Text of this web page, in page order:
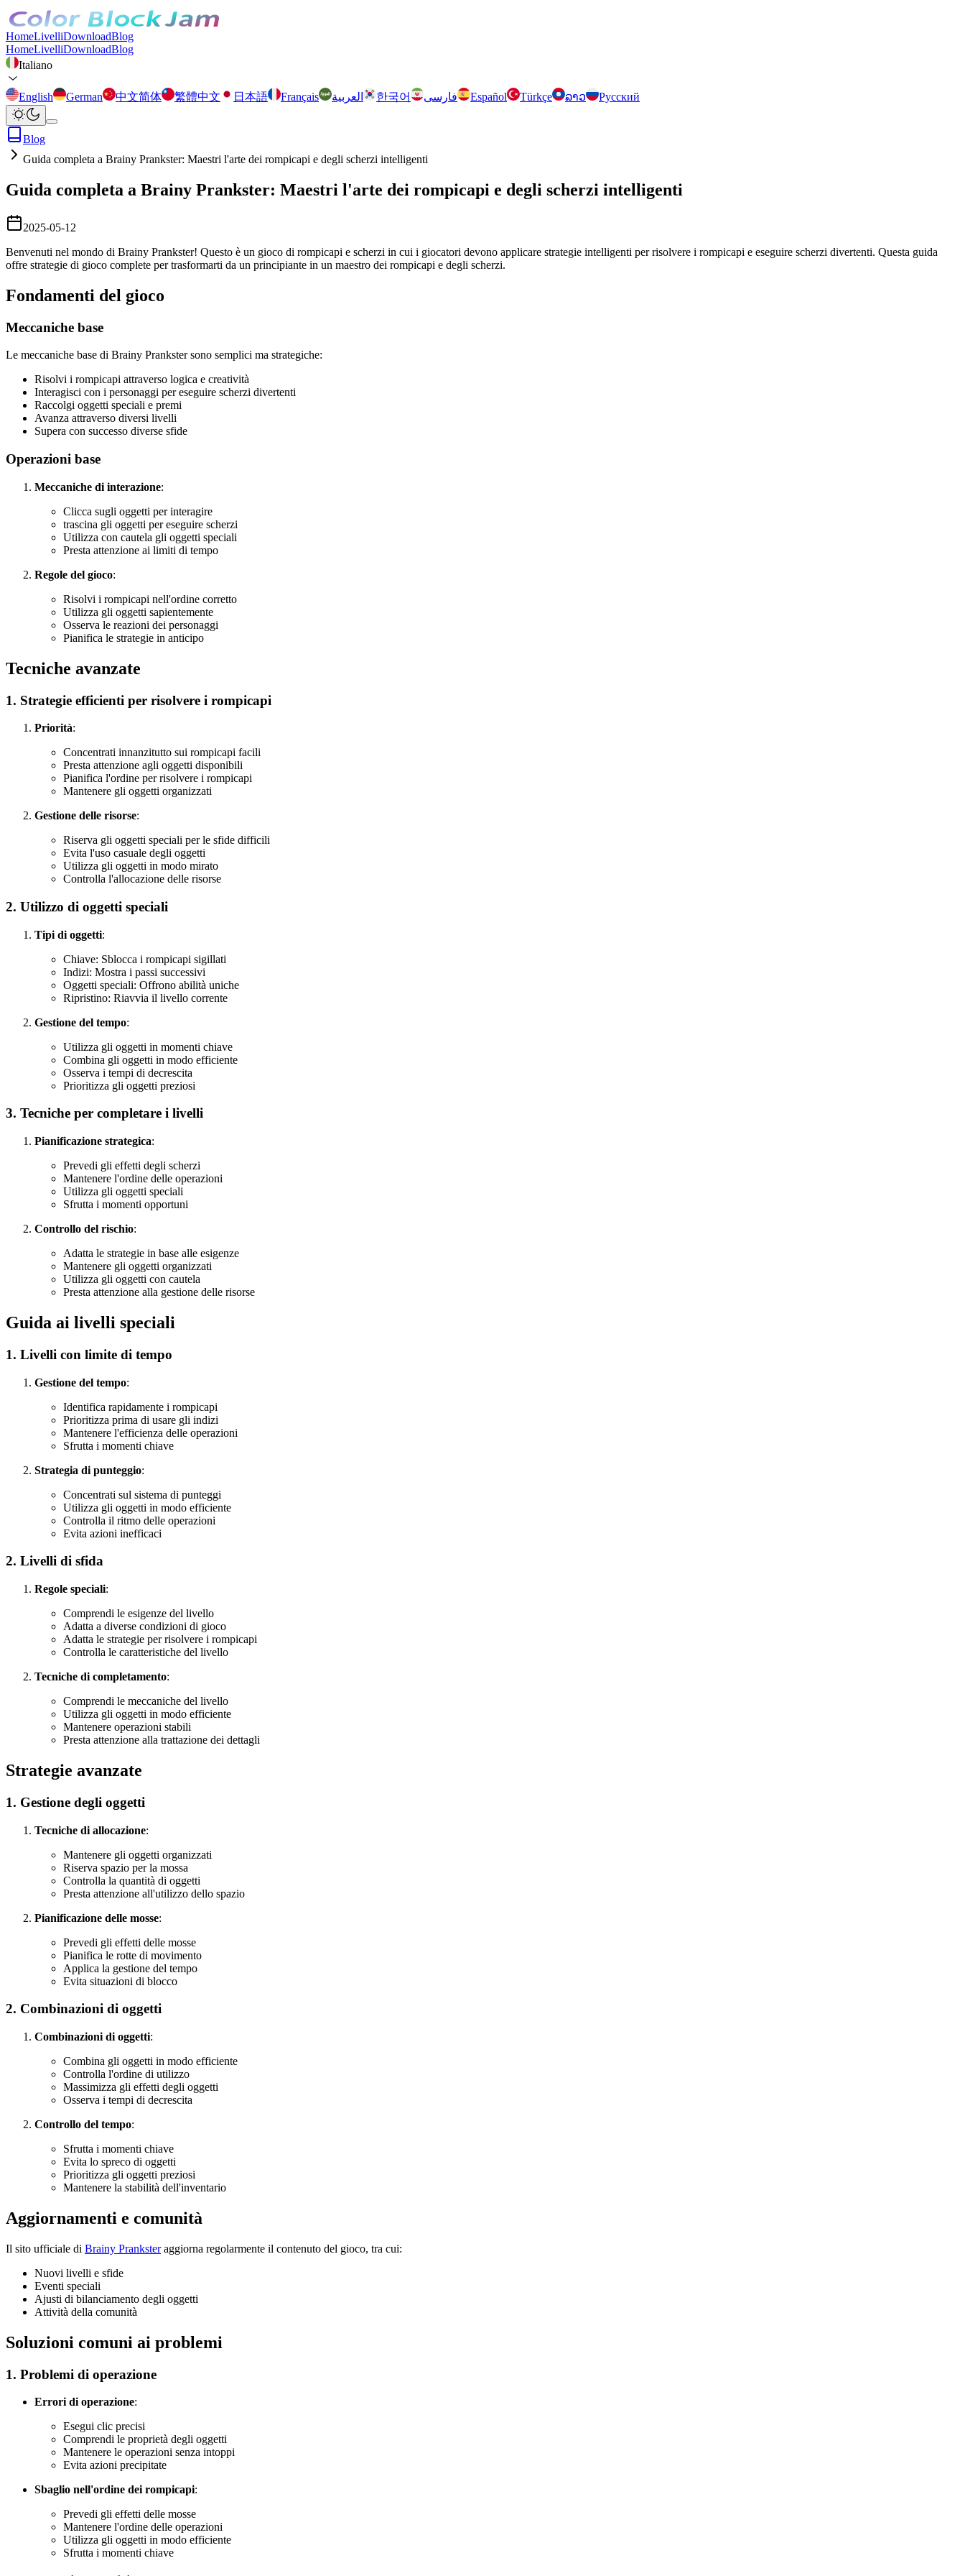
HomeLivelliDownloadBlog
HomeLivelliDownloadBlog
Italiano
English German 中文简体 繁體中文 日本語 Français العربية 한국어 فارسی Español Türkçe ລາວ Русский
Blog
Guida completa a Brainy Prankster: Maestri l'arte dei rompicapi e degli scherzi intelligenti
Guida completa a Brainy Prankster: Maestri l'arte dei rompicapi e degli scherzi intelligenti
2025-05-12
Benvenuti nel mondo di Brainy Prankster! Questo è un gioco di rompicapi e scherzi in cui i giocatori devono applicare strategie intelligenti per risolvere i rompicapi e eseguire scherzi divertenti. Questa guida
offre strategie di gioco complete per trasformarti da un principiante in un maestro dei rompicapi e degli scherzi.
Fondamenti del gioco
Meccaniche base
Le meccaniche base di Brainy Prankster sono semplici ma strategiche:
Risolvi i rompicapi attraverso logica e creatività
Interagisci con i personaggi per eseguire scherzi divertenti
Raccolgi oggetti speciali e premi
Avanza attraverso diversi livelli
Supera con successo diverse sfide
Operazioni base
Meccaniche di interazione:
Clicca sugli oggetti per interagire
trascina gli oggetti per eseguire scherzi
Utilizza con cautela gli oggetti speciali
Presta attenzione ai limiti di tempo
Regole del gioco:
Risolvi i rompicapi nell'ordine corretto
Utilizza gli oggetti sapientemente
Osserva le reazioni dei personaggi
Pianifica le strategie in anticipo
Tecniche avanzate
1. Strategie efficienti per risolvere i rompicapi
Priorità:
Concentrati innanzitutto sui rompicapi facili
Presta attenzione agli oggetti disponibili
Pianifica l'ordine per risolvere i rompicapi
Mantenere gli oggetti organizzati
Gestione delle risorse:
Riserva gli oggetti speciali per le sfide difficili
Evita l'uso casuale degli oggetti
Utilizza gli oggetti in modo mirato
Controlla l'allocazione delle risorse
2. Utilizzo di oggetti speciali
Tipi di oggetti:
Chiave: Sblocca i rompicapi sigillati
Indizi: Mostra i passi successivi
Oggetti speciali: Offrono abilità uniche
Ripristino: Riavvia il livello corrente
Gestione del tempo:
Utilizza gli oggetti in momenti chiave
Combina gli oggetti in modo efficiente
Osserva i tempi di decrescita
Prioritizza gli oggetti preziosi
3. Tecniche per completare i livelli
Pianificazione strategica:
Prevedi gli effetti degli scherzi
Mantenere l'ordine delle operazioni
Utilizza gli oggetti speciali
Sfrutta i momenti opportuni
Controllo del rischio:
Adatta le strategie in base alle esigenze
Mantenere gli oggetti organizzati
Utilizza gli oggetti con cautela
Presta attenzione alla gestione delle risorse
Guida ai livelli speciali
1. Livelli con limite di tempo
Gestione del tempo:
Identifica rapidamente i rompicapi
Prioritizza prima di usare gli indizi
Mantenere l'efficienza delle operazioni
Sfrutta i momenti chiave
Strategia di punteggio:
Concentrati sul sistema di punteggi
Utilizza gli oggetti in modo efficiente
Controlla il ritmo delle operazioni
Evita azioni inefficaci
2. Livelli di sfida
Regole speciali:
Comprendi le esigenze del livello
Adatta a diverse condizioni di gioco
Adatta le strategie per risolvere i rompicapi
Controlla le caratteristiche del livello
Tecniche di completamento:
Comprendi le meccaniche del livello
Utilizza gli oggetti in modo efficiente
Mantenere operazioni stabili
Presta attenzione alla trattazione dei dettagli
Strategie avanzate
1. Gestione degli oggetti
Tecniche di allocazione:
Mantenere gli oggetti organizzati
Riserva spazio per la mossa
Controlla la quantità di oggetti
Presta attenzione all'utilizzo dello spazio
Pianificazione delle mosse:
Prevedi gli effetti delle mosse
Pianifica le rotte di movimento
Applica la gestione del tempo
Evita situazioni di blocco
2. Combinazioni di oggetti
Combinazioni di oggetti:
Combina gli oggetti in modo efficiente
Controlla l'ordine di utilizzo
Massimizza gli effetti degli oggetti
Osserva i tempi di decrescita
Controllo del tempo:
Sfrutta i momenti chiave
Evita lo spreco di oggetti
Prioritizza gli oggetti preziosi
Mantenere la stabilità dell'inventario
Aggiornamenti e comunità
Il sito ufficiale di Brainy Pranksteraggiorna regolarmente il contenuto del gioco, tra cui:
Nuovi livelli e sfide
Eventi speciali
Ajusti di bilanciamento degli oggetti
Attività della comunità
Soluzioni comuni ai problemi
1. Problemi di operazione
Errori di operazione:
Esegui clic precisi
Comprendi le proprietà degli oggetti
Mantenere le operazioni senza intoppi
Evita azioni precipitate
Sbaglio nell'ordine dei rompicapi:
Prevedi gli effetti delle mosse
Mantenere l'ordine delle operazioni
Utilizza gli oggetti in modo efficiente
Sfrutta i momenti chiave